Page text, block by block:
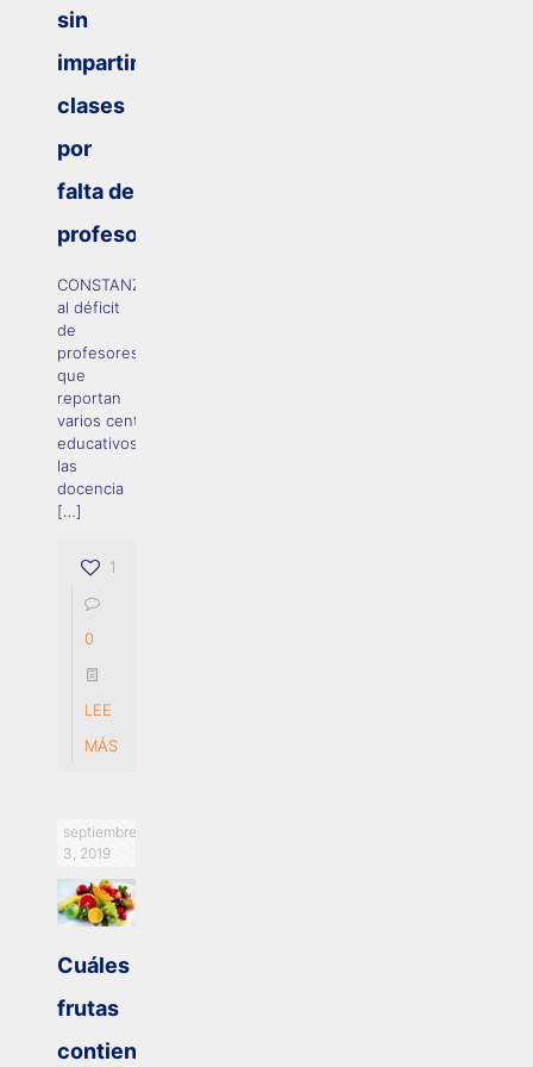
sin
impartir
clases
por
falta de
profesores
CONSTANZA.- Debido
al déficit
de
profesores
que
reportan
varios centros
educativos,
las
docencia
[…]
1
0
LEE
MÁS
septiembre
3, 2019
Cuáles
frutas
contienen